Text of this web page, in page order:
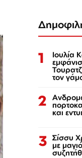
1 Ιουλία
τον
2
και
3 Σίσσυ
με